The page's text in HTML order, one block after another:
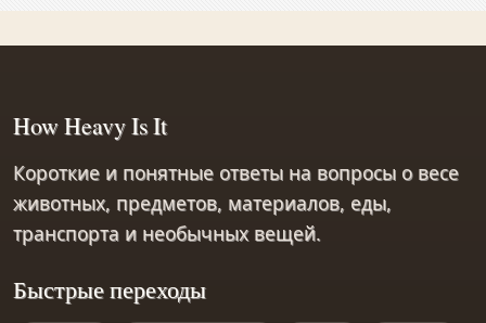
Быстрые переходы
How Heavy Is It
Короткие и понятные ответы на вопросы о весе
животных, предметов, материалов, еды,
транспорта и необычных вещей.